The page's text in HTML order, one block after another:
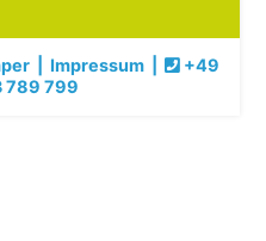
Impressum
+49
789 799